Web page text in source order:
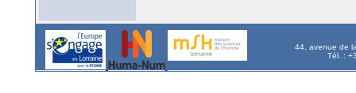
44, avenue de
Tél. :